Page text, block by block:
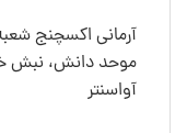
آرمانی اکسچنج
موحد دانش، نبش
آواسنتر